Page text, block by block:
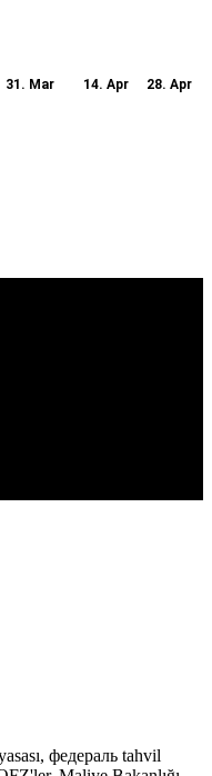
31. Mar 14. Apr 28. Apr
федераль tahvil